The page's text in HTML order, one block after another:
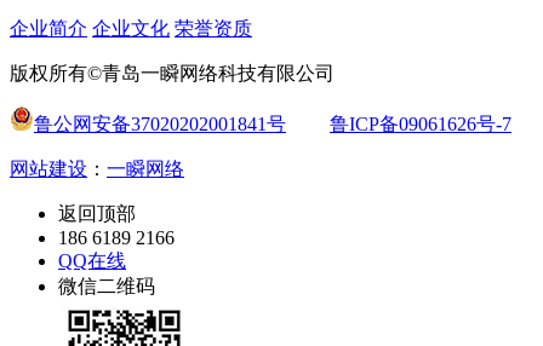
企业简介 企业文化 荣誉资质
版权所有©青岛一瞬网络科技有限公司
鲁公网安备37020202001841号 鲁ICP备09061626号-7
网站建设 ： 一瞬网络
返回顶部
186 6189 2166
QQ在线
微信二维码